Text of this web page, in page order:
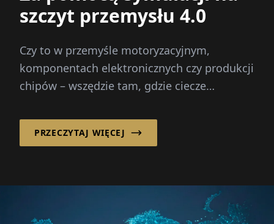
szczyt przemysłu 4.0
Czy to w przemyśle motoryzacyjnym,
komponentach elektronicznych czy produkcji
chipów – wszędzie tam, gdzie ciecze
PRZECZYTAJ WIĘCEJ